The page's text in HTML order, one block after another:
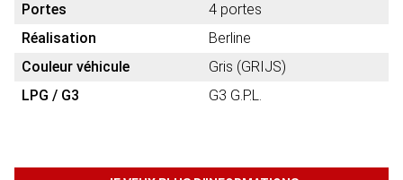
Portes
4 portes
Réalisation
Berline
Couleur véhicule
Gris (GRIJS)
LPG / G3
G3 G.P.L.